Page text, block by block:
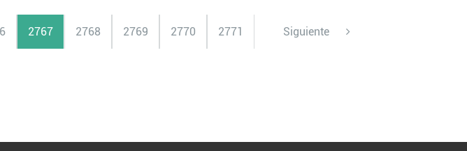
2767 2768 2769 2770 2771 Siguiente